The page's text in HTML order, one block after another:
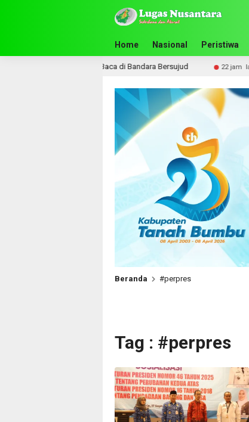
Home Nasional Peristiwa
Gelar Lapak Baca di Bandara Bersujud 22 jam lalu Bupati
Beranda #perpres
Tag : #perpres